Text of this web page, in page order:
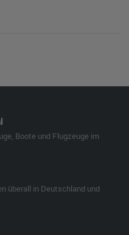
Boote und Flugzeuge im
überall in Deutschland und